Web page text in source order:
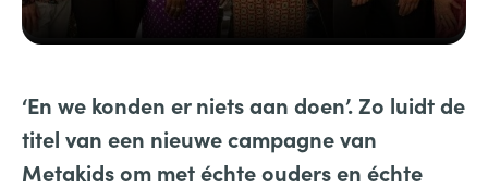
‘En we konden er niets aan doen’. Zo luidt de
titel van een nieuwe campagne van
Metakids om met échte ouders en échte